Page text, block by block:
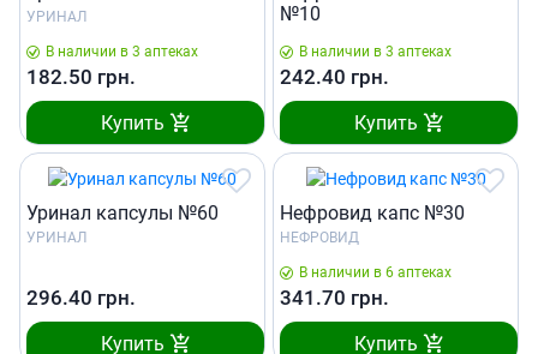
УРИНАЛ
В наличии в 3 аптеках
182.50 грн.
Купить
№10
В наличии в 3 аптеках
242.40 грн.
Купить
Уринал капсулы №60
УРИНАЛ
296.40 грн.
Купить
Нефровид капс №30
НЕФРОВИД
В наличии в 6 аптеках
341.70 грн.
Купить